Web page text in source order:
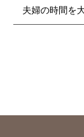
夫婦の時間を